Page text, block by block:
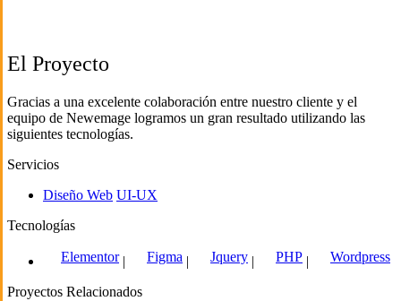
El Proyecto
Gracias a una excelente colaboración entre nuestro cliente y el
equipo de Newemage logramos un gran resultado utilizando las
siguientes tecnologías.
Servicios
Diseño Web UI-UX
Tecnologías
Elementor| Figma | Jquery | PHP | Wordpress
Proyectos Relacionados